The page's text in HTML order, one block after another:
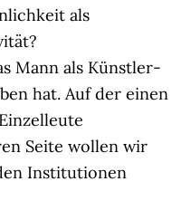
als
Mann als Künstler-
hat. Auf der einen
Seite wollen wir
Institutionen